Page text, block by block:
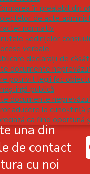
în prealabil din
de acte
normativ
şedinţelor
verbale
declarații de
documente
potrivit legii fac
publică
documente
aducere la cunoștință
ca fiind oportună
20:58 |
una din
de contact
cu noi